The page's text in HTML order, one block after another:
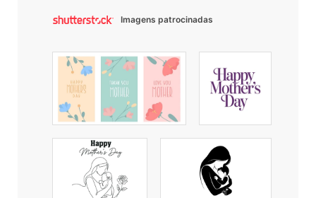
Imagens patrocinadas